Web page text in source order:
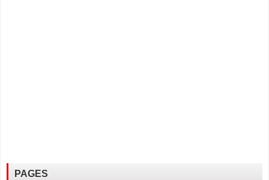
PAGES